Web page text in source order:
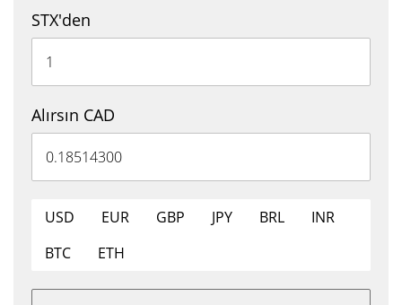
STX'den
Alırsın CAD
USD EUR GBP JPY BRL
INR
BTC
ETH